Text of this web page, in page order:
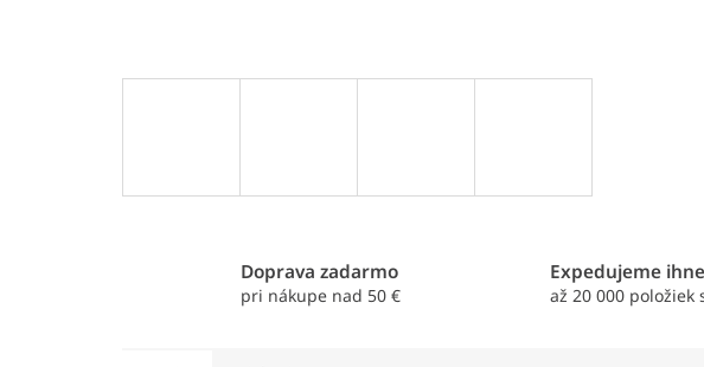
Doprava zadarmo
pri nákupe nad 50 €
Expedujeme
až 20 000 položiek